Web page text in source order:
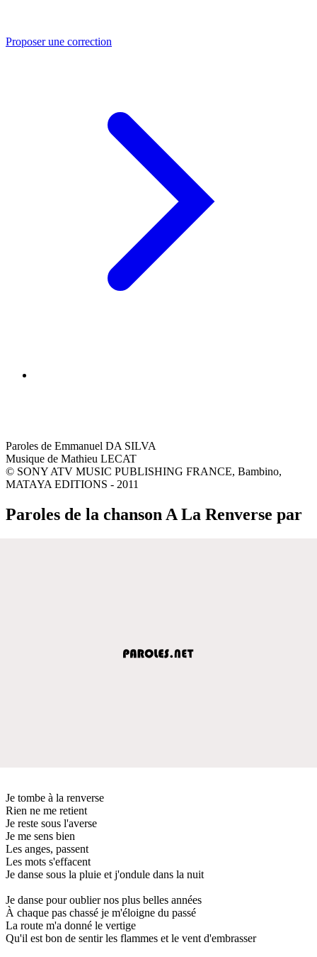
Proposer une correction
Paroles de Emmanuel DA SILVA
Musique de Mathieu LECAT
© SONY ATV MUSIC PUBLISHING FRANCE, Bambino,
MATAYA EDITIONS - 2011
Paroles de la chanson A La Renverse par
Je tombe à la renverse
Rien ne me retient
Je reste sous l'averse
Je me sens bien
Les anges, passent
Les mots s'effacent
Je danse sous la pluie et j'ondule dans la nuit
Je danse pour oublier nos plus belles années
À chaque pas chassé je m'éloigne du passé
La route m'a donné le vertige
Qu'il est bon de sentir les flammes et le vent d'embrasser